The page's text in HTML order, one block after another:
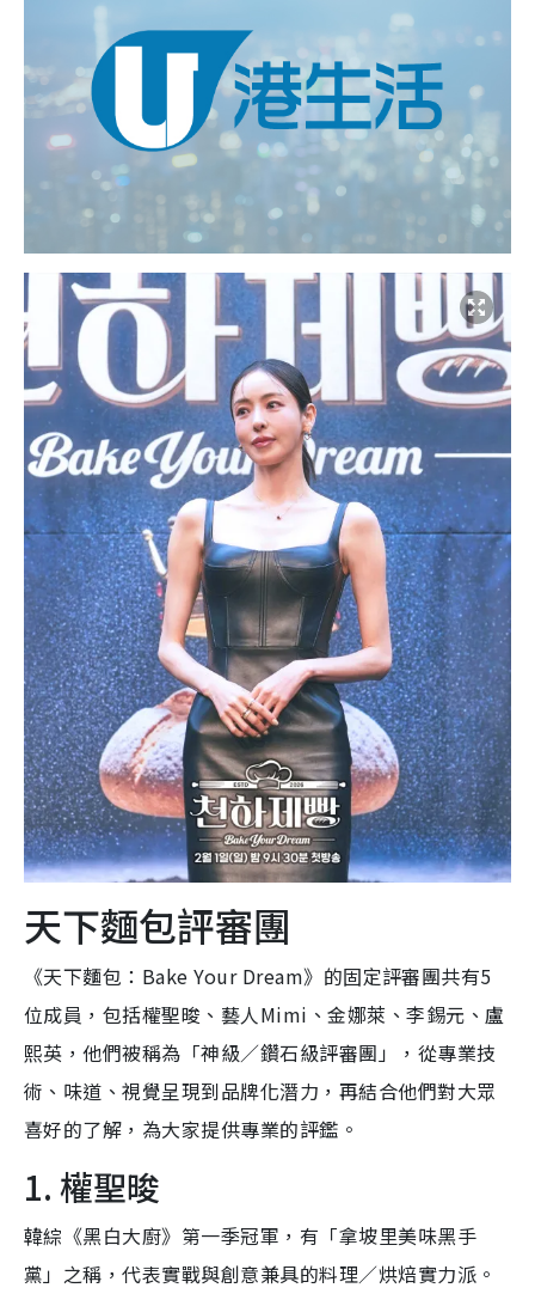
天下麵包評審團
《天下麵包：Bake Your Dream》的固定評審團共有5
位成員，包括權聖晙、藝人Mimi、金娜萊、李錫元、盧
熙英，他們被稱為「神級／鑽石級評審團」，從專業技
術、味道、視覺呈現到品牌化潛力，再結合他們對大眾
喜好的了解，為大家提供專業的評鑑。
1. 權聖晙
韓綜《黑白大廚》第一季冠軍，有「拿坡里美味黑手
黨」之稱，代表實戰與創意兼具的料理／烘焙實力派。